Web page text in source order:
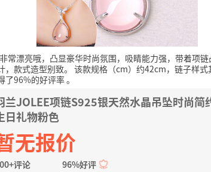
常漂亮哦，凸显豪华时尚氛围，吸睛能力强，带着项
款式造型别致。 该款规格（cm）约42cm，链子样
了96%的好评率。
兰JOLEE项链S925银天然水晶吊坠时尚简
日礼物粉色
无报价
评论 96%好评